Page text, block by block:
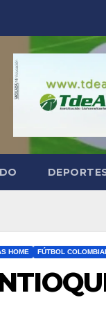
HOME FÚTBOL